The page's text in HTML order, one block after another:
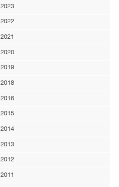
2023
2022
2021
2020
2019
2018
2016
2015
2014
2013
2012
2011